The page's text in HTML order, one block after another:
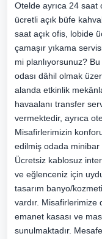
Otelde ayrıca 24 saat
ücretli açık büfe
saat açık ofis, lobide
çamaşır yıkama
mi planlıyorsunuz?
odası dâhil olmak
alanda etkinlik
havaalanı transfer
vermektedir, ayrıca
Misafirlerimizin
edilmiş odada minibar
Ücretsiz kablosuz
ve eğlenceniz için
tasarım banyo/
vardır. Misafirlerimize
emanet kasası ve
sunulmaktadır.